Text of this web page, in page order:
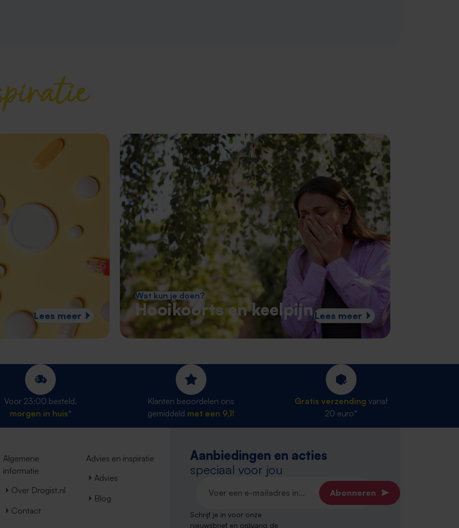
Lees meer
Wat kun je doen?
Hooikoorts en keelpijnLees meer
Voor 23:00 besteld,
morgen in huis*
Klanten beoordelen ons
gemiddeld met een 9,1!
Gratis verzending vanaf
20 euro*
Algemene
informatie
Over Drogist.nl
Contact
Advies en inspiratie
Advies
Blog
Aanbiedingen en acties
speciaal voor jou
Abonneren
Schrijf je in voor onze
nieuwsbrief en ontvang de